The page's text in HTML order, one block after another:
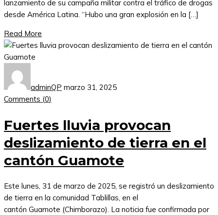
lanzamiento de su campaña militar contra el tráfico de drogas
desde América Latina. “Hubo una gran explosión en la […]
Read More
adminQP marzo 31, 2025
Comments (0)
Fuertes lluvia provocan
deslizamiento de tierra en el
cantón Guamote
Este lunes, 31 de marzo de 2025, se registró un deslizamiento
de tierra en la comunidad Tablillas, en el
cantón Guamote (Chimborazo). La noticia fue confirmada por